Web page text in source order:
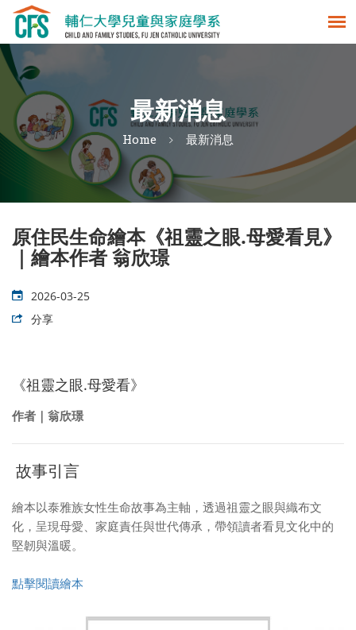
最新消息
Home 最新消息
原住民生命繪本《祖靈之眼.母愛看見》
｜繪本作者 翁欣璟
2026-03-25
分享
《祖靈之眼.母愛看》
作者｜翁欣璟
故事引言
繪本以泰雅族女性生命故事為主軸，透過祖靈之眼與織布文
化，呈現母愛、家庭責任與世代傳承，帶領讀者看見文化中的
堅韌與溫暖。
點擊閱讀繪本